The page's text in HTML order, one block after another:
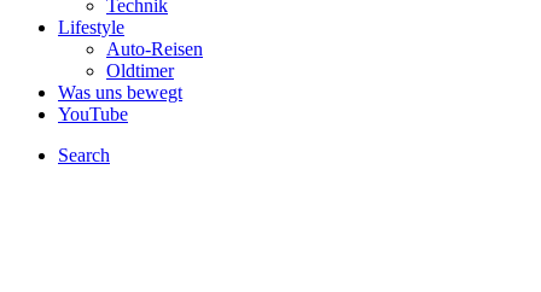
Technik
Lifestyle
Auto-Reisen
Oldtimer
Was uns bewegt
YouTube
Search